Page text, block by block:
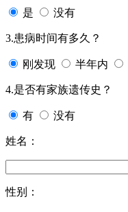
是 没有
3.患病时间有多久？
刚发现 半年内
4.是否有家族遗传史？
有 没有
姓名：
性别：